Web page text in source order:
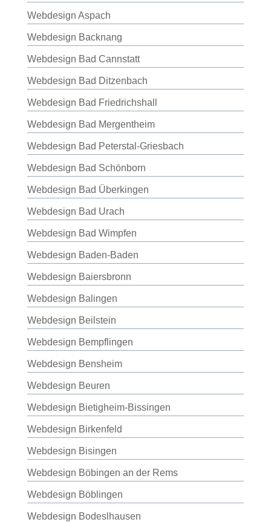
Webdesign Aspach
Webdesign Backnang
Webdesign Bad Cannstatt
Webdesign Bad Ditzenbach
Webdesign Bad Friedrichshall
Webdesign Bad Mergentheim
Webdesign Bad Peterstal-Griesbach
Webdesign Bad Schönborn
Webdesign Bad Überkingen
Webdesign Bad Urach
Webdesign Bad Wimpfen
Webdesign Baden-Baden
Webdesign Baiersbronn
Webdesign Balingen
Webdesign Beilstein
Webdesign Bempflingen
Webdesign Bensheim
Webdesign Beuren
Webdesign Bietigheim-Bissingen
Webdesign Birkenfeld
Webdesign Bisingen
Webdesign Böbingen an der Rems
Webdesign Böblingen
Webdesign Bodeslhausen